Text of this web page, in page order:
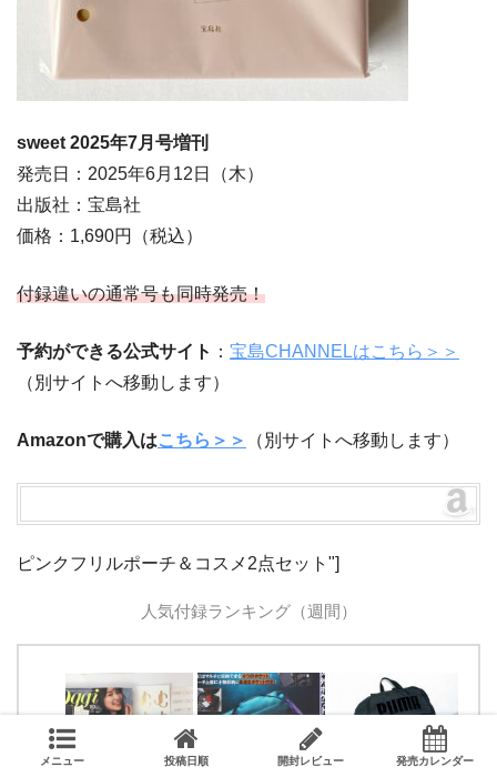
sweet 2025年7月号増刊
発売日：2025年6月12日（木）
出版社：宝島社
価格：1,690円（税込）
付録違いの通常号も同時発売！
予約ができる公式サイト ： 宝島CHANNELはこちら＞＞
（別サイトへ移動します）
Amazonで購入はこちら＞＞ （別サイトへ移動します）
ピンクフリルポーチ＆コスメ2点セット"]
人気付録ランキング（週間）
メニュー 投稿日順 開封レビュー 発売カレンダー